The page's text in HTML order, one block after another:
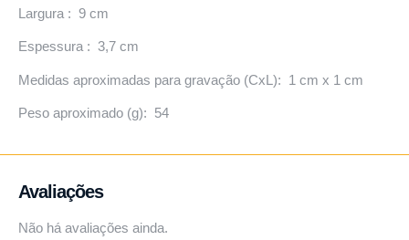
Largura : 9 cm
Espessura : 3,7 cm
Medidas aproximadas para gravação (CxL): 1 cm x 1 cm
Peso aproximado (g): 54
Avaliações
Não há avaliações ainda.